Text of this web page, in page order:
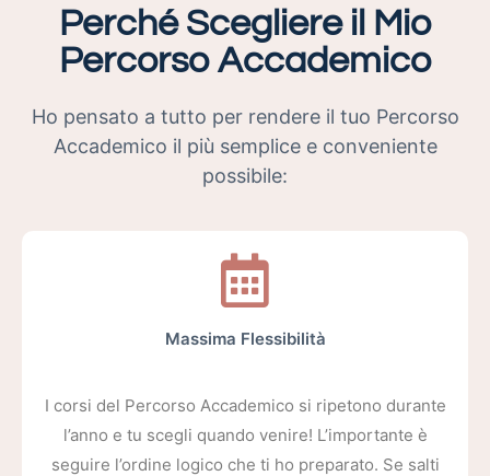
Perché Scegliere il Mio
Percorso Accademico
Ho pensato a tutto per rendere il tuo Percorso
Accademico il più semplice e conveniente
possibile:
Massima Flessibilità
I corsi del Percorso Accademico si ripetono durante
l’anno e tu scegli quando venire! L’importante è
seguire l’ordine logico che ti ho preparato. Se salti